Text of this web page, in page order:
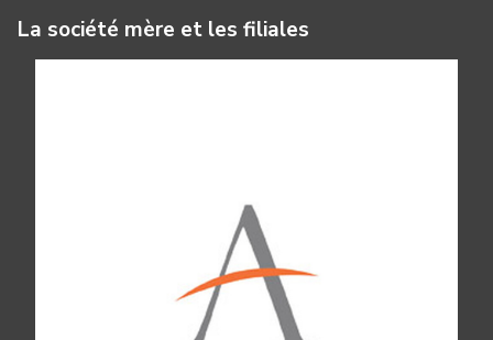
La société mère et les filiales